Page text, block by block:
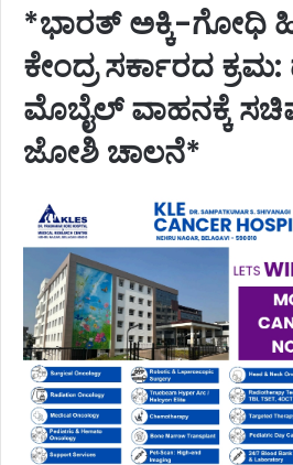
*ಭಾರತ್ ಅಕ್ಕಿ-ಗೋಧಿ
ಕೇಂದ್ರ ಸರ್ಕಾರದ
ಮೊಬೈಲ್ ವಾಹನಕ್ಕೆ
ಜೋಶಿ ಚಾಲನೆ*